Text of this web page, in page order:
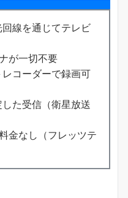
線を通じてテレビ
が一切不要
コーダーで録画可
た受信（衛星放送
金なし（フレッツテ